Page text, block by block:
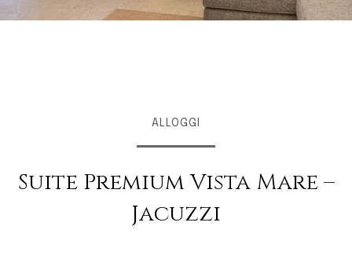
ALLOGGI
Suite Premium Vista Mare –
Jacuzzi